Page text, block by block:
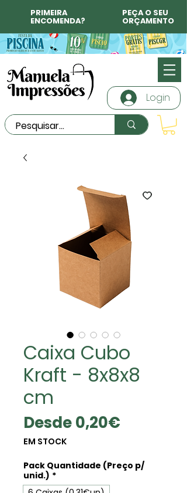
PRIMEIRA
ENCOMENDA?
PEÇA O SEU
ORÇAMENTO
Login
Caixa Cubo
Kraft - 8x8x8
cm
Desde0,20€
oferta
EM STOCK
Pack Quantidade (Preço p/
unid.) *